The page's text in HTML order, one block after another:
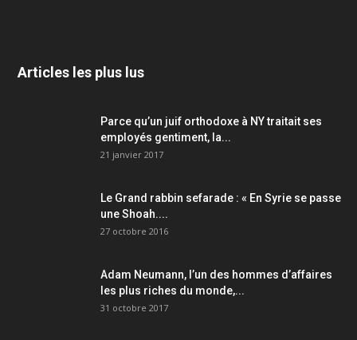
Articles les plus lus
Parce qu’un juif orthodoxe à NY traitait ses
employés gentiment, la...
21 janvier 2017
Le Grand rabbin sefarade : « En Syrie se passe
une Shoah....
27 octobre 2016
Adam Neumann, l’un des hommes d’affaires
les plus riches du monde,...
31 octobre 2017